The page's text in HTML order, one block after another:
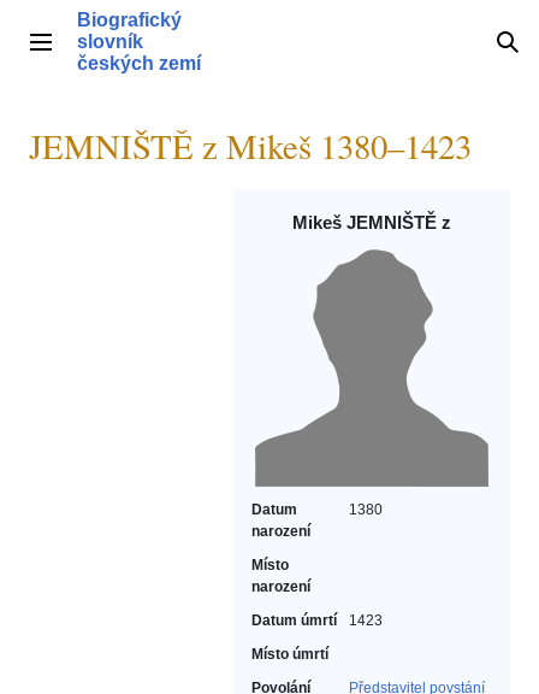
obsahHlavní menu
Biografický
slovník
českých zemí
JEMNIŠTĚ z Mikeš 1380–1423
Mikeš JEMNIŠTĚ z
Datum
narození
1380
Místo
narození
Datum úmrtí
1423
Místo úmrtí
Povolání
Představitel povstání